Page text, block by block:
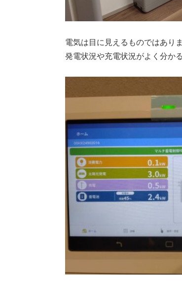
電気は目に見えるものではあり
発電状況や充電状況がよく分か